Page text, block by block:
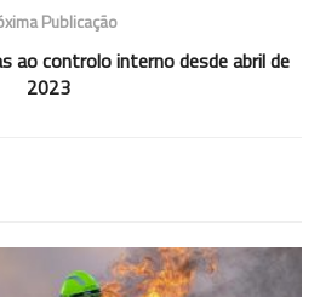
Publicação
ao controlo interno desde abril de
2023